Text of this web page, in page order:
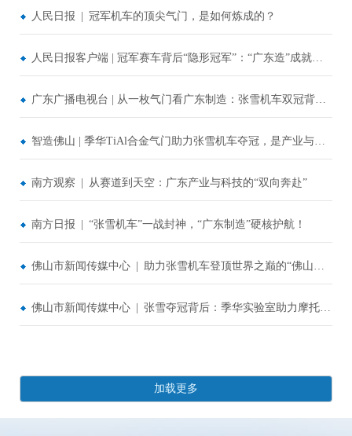
人民日报 | 冠军机车的顶尖气门，是如何炼成的？
人民日报客户端 | 冠军赛车背后“隐形冠军”：“广东造”成就中国摩托新速度
广东广播电视台 | 从一枚气门看广东制造：张雪机车双冠背后“看不见的技术”
智造佛山 | 季华TiAl合金气门助力张雪机车夺冠，是产业与科技互促双强的缩影
南方观察 | 从赛道到天空：广东产业与科技的“双向奔赴”
南方日报 | “张雪机车”一战封神，“广东制造”硬核护航！
佛山市新闻传媒中心 | 助力张雪机车登顶世界之巅的“佛山气门”，是如何“炼”成的？
佛山市新闻传媒中心 | 张雪夺冠背后：季华实验室助力摩托车领跑世界顶级赛道的“气门”
加载更多